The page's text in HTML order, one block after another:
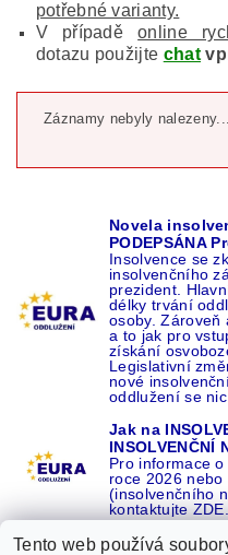
potřebné varianty.
V případěonline
dotazu použijte chat
Záznamy nebyly nalezeny...
Novela
PODEPSÁNA
Insolvence se
insolvenčního
prezident.
délky trvání
osoby. Zároveň
a to jak pro
získání
Legislativní
nové
oddlužení se
Jak na
INSOLVENČNÍ
Pro informace
roce 2026
(insolvenčního
kontaktujte
Tento web používá